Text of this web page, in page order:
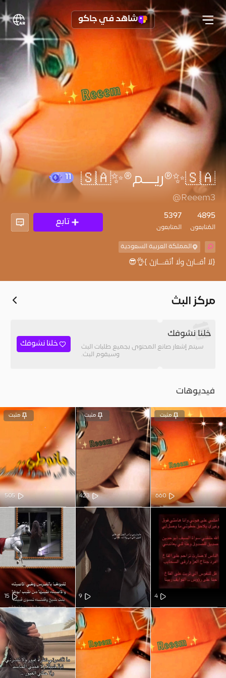
شاهد في جاكو
🇸🇦✨®️ريـــم®️✨🇸🇦
@Reeem3
4895
المُتابعون
5397
المتابعون
تابع
المملكة العربية السعودية
{لاَ أُقـَـارِنْ ولَا أَتَقـَــارَنْ }👌😎
مركز البث
خلنا نشوفك
سيتم إشعار صانع المحتوى بجميع طلبات البث
وسيقوم البث.
خلنا نشوفك
فيديوهات
660
مثبت
423
مثبت
505
مثبت
4
9
15